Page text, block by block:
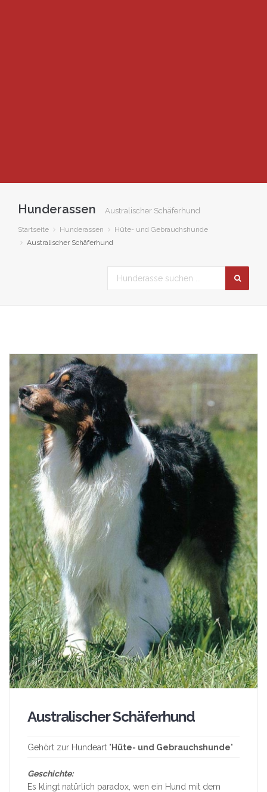
Hunderassen Australischer Schäferhund
Startseite Hunderassen
Hüte- und Gebrauchshunde
Australischer Schäferhund
Australischer Schäferhund
Gehört zur Hundeart " Hüte- und Gebrauchshunde"
Geschichte:
Es klingt natürlich paradox, wen ein Hund mit dem